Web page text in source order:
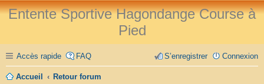
Entente Sportive Hagondange Course à
Pied
Accès rapide FAQ Connexion
S’enregistrer
Accueil Retour forum